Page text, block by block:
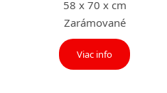
58 x 70 x cm
Zarámované
Viac info